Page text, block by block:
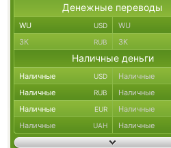
Денежные переводы
WU USD WU
ЗК RUB ЗК
Наличные деньги
Наличные USD Наличные
Наличные RUB Наличные
Наличные EUR Наличные
Наличные UAH Наличные